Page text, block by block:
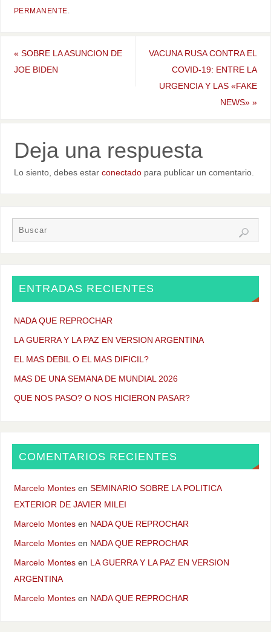
PERMANENTE
« SOBRE LA ASUNCION DE
JOE BIDEN
VACUNA RUSA CONTRA EL
COVID-19: ENTRE LA
URGENCIA Y LAS «FAKE
NEWS»»
Deja una respuesta
Lo siento, debes estar conectadopara publicar un comentario.
ENTRADAS RECIENTES
NADA QUE REPROCHAR
LA GUERRA Y LA PAZ EN VERSION ARGENTINA
EL MAS DEBIL O EL MAS DIFICIL?
MAS DE UNA SEMANA DE MUNDIAL 2026
QUE NOS PASO? O NOS HICIERON PASAR?
COMENTARIOS RECIENTES
Marcelo Montesen SEMINARIO SOBRE LA POLITICA
EXTERIOR DE JAVIER MILEI
Marcelo Montesen NADA QUE REPROCHAR
Marcelo Montesen NADA QUE REPROCHAR
Marcelo Montesen LA GUERRA Y LA PAZ EN VERSION
ARGENTINA
Marcelo Montesen NADA QUE REPROCHAR